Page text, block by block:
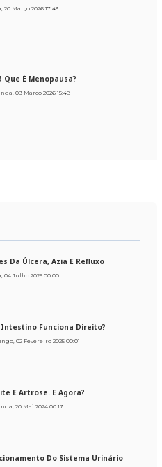
20 Março 2026 17:43
Que É Menopausa?
09 Março 2026 15:48
Da Úlcera, Azia E Refluxo
04 Julho 2025 00:00
Intestino Funciona Direito?
02 Fevereiro 2025 00:01
E Artrose. E Agora?
20 Mai 2024 00:17
Do Sistema Urinário